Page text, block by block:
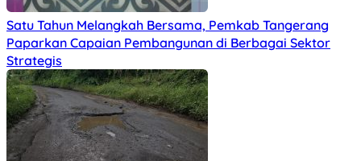
Satu Tahun Melangkah Bersama, Pemkab Tangerang
Paparkan Capaian Pembangunan di Berbagai Sektor
Strategis